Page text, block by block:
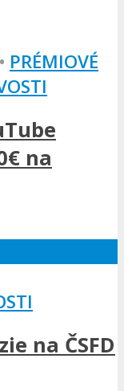
• PRÉMIOVÉ
na
na ČSFD